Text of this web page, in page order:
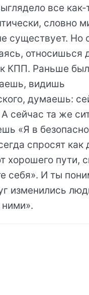
все как-
словно
существует. Но
относишься
КПП. Раньше
видишь
думаешь:
А сейчас та же
«Я в
спросят как
хорошего пути,
себя». И ты
изменились